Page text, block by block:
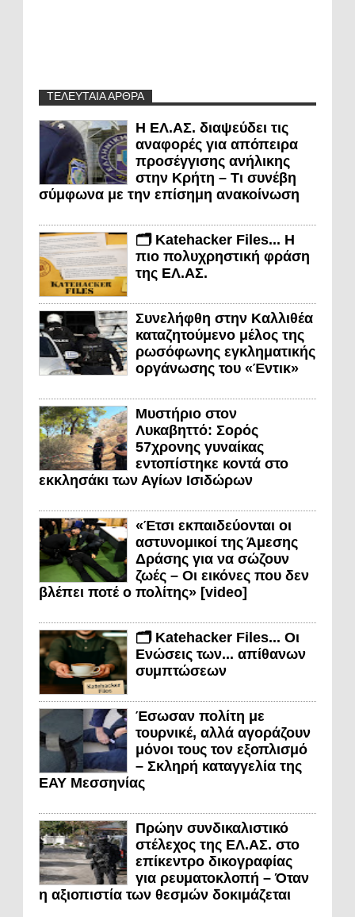
ΤΕΛΕΥΤΑΙΑ ΑΡΘΡΑ
Η ΕΛ.ΑΣ. διαψεύδει τις
αναφορές για απόπειρα
προσέγγισης ανήλικης
στην Κρήτη – Τι συνέβη
σύμφωνα με την επίσημη ανακοίνωση
🗂️ Katehacker Files... Η
πιο πολυχρηστική φράση
της ΕΛ.ΑΣ.
Συνελήφθη στην Καλλιθέα
καταζητούμενο μέλος της
ρωσόφωνης εγκληματικής
οργάνωσης του «Έντικ»
Μυστήριο στον
Λυκαβηττό: Σορός
57χρονης γυναίκας
εντοπίστηκε κοντά στο
εκκλησάκι των Αγίων Ισιδώρων
«Έτσι εκπαιδεύονται οι
αστυνομικοί της Άμεσης
Δράσης για να σώζουν
ζωές – Οι εικόνες που δεν
βλέπει ποτέ ο πολίτης» [video]
🗂️ Katehacker Files... Οι
Ενώσεις των... απίθανων
συμπτώσεων
Έσωσαν πολίτη με
τουρνικέ, αλλά αγοράζουν
μόνοι τους τον εξοπλισμό
– Σκληρή καταγγελία της
ΕΑΥ Μεσσηνίας
Πρώην συνδικαλιστικό
στέλεχος της ΕΛ.ΑΣ. στο
επίκεντρο δικογραφίας
για ρευματοκλοπή – Όταν
η αξιοπιστία των θεσμών δοκιμάζεται